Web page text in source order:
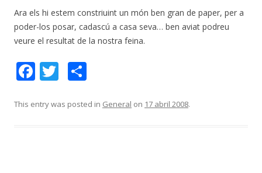
Ara els hi estem constriuint un món ben gran de paper, per a
poder-los posar, cadascú a casa seva… ben aviat podreu
veure el resultat de la nostra feina.
F
e
T
itt m
This entry was posted in General on 17 abril 2008.